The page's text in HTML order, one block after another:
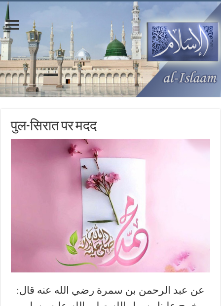
पुल-सिरात पर मदद
عن عبد الرحمن بن سمرة رضي الله عنه قال: